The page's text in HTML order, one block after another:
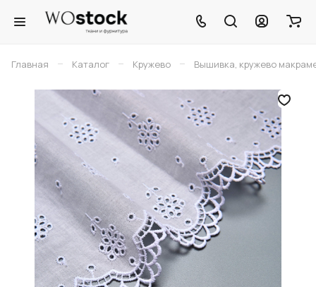
Главная – Каталог – Кружево – Вышивка, кружево